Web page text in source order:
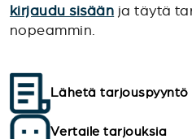
kirjaudu sisään ja täytä
nopeammin.
Lähetä tarjouspyyntö
Vertaile tarjouksia